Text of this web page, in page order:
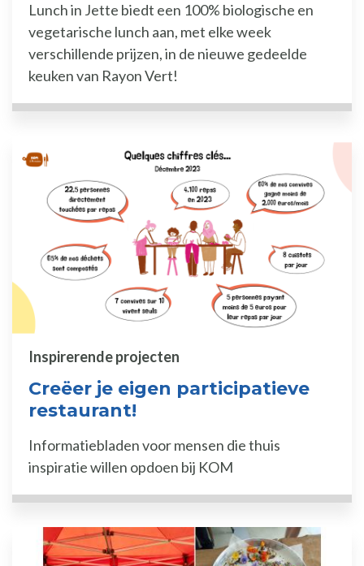
Lunch in Jette biedt een 100% biologische en
vegetarische lunch aan, met elke week
verschillende prijzen, in de nieuwe gedeelde
keuken van Rayon Vert!
Creëer je eigen participatieve
restaurant!
Inspirerende projecten
Informatiebladen voor mensen die thuis
inspiratie willen opdoen bij KOM